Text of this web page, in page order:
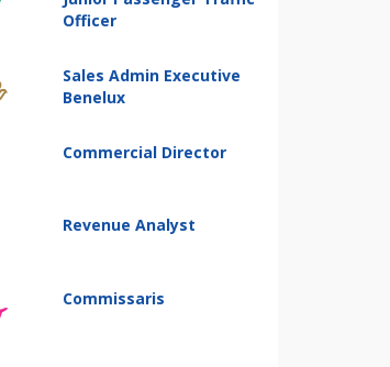
Officer
Sales Admin Executive
Benelux
Commercial Director
Revenue Analyst
Commissaris